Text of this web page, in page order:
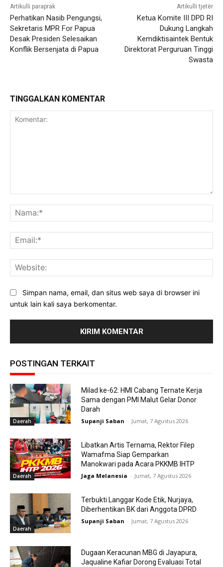
Artikulli paraprak
Perhatikan Nasib Pengungsi,
Sekretaris MPR For Papua
Desak Presiden Selesaikan
Konflik Bersenjata di Papua
Artikulli tjetër
Ketua Komite III DPD RI
Dukung Langkah
Kemdiktisaintek Bentuk
Direktorat Perguruan Tinggi
Swasta
TINGGALKAN KOMENTAR
Simpan nama, email, dan situs web saya di browser ini
untuk lain kali saya berkomentar.
POSTINGAN TERKAIT
Daerah
Milad ke-62: HMI Cabang Ternate Kerja
Sama dengan PMI Malut Gelar Donor
Darah
Supanji Saban - Jumat, 7 Agustus 2026
Daerah
Libatkan Artis Ternama, Rektor Filep
Wamafma Siap Gemparkan
Manokwari pada Acara PKKMB IHTP
Jaga Melanesia - Jumat, 7 Agustus 2026
Daerah
Terbukti Langgar Kode Etik, Nurjaya,
Diberhentikan BK dari Anggota DPRD
Supanji Saban - Jumat, 7 Agustus 2026
Dugaan Keracunan MBG di Jayapura,
Jaqualine Kafiar Dorong Evaluasi Total